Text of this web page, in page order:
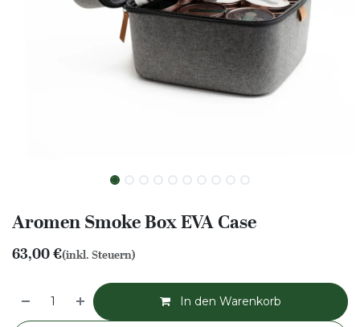
Aromen Smoke Box EVA Case
63,00€(inkl. Steuern)
In den Warenkorb